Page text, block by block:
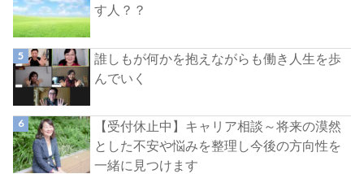
す人？？
誰しもが何かを抱えながらも働き人生を歩
んでいく
【受付休止中】キャリア相談～将来の漠然
とした不安や悩みを整理し今後の方向性を
一緒に見つけます